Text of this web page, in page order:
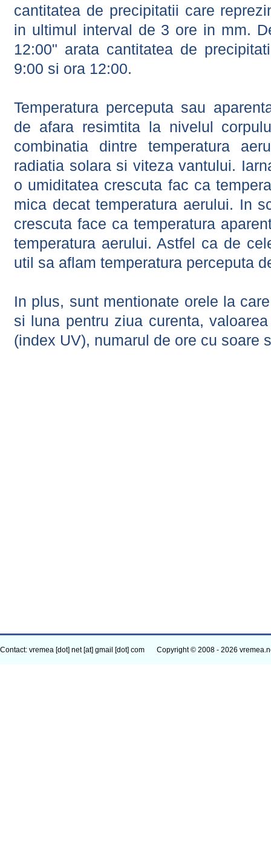
cantitatea de precipitatii care
in ultimul interval de 3 ore in mm.
12:00" arata cantitatea de
9:00 si ora 12:00.
Temperatura perceputa sau
de afara resimtita la nivelul
combinatia dintre temperatura
radiatia solara si viteza vantului.
o umiditatea crescuta fac ca
mica decat temperatura aerului. In
crescuta face ca temperatura
temperatura aerului. Astfel ca de
util sa aflam temperatura perceputa
In plus, sunt mentionate orele la
si luna pentru ziua curenta,
(index UV), numarul de ore cu soare
Contact: vremea [dot] net [at] gmail [dot] com Copyright © 2008 - 2026